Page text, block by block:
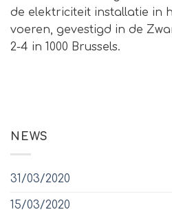
de elektriciteit installatie in
voeren, gevestigd in de
2-4 in 1000 Brussels.
NEWS
31/03/2020
15/03/2020